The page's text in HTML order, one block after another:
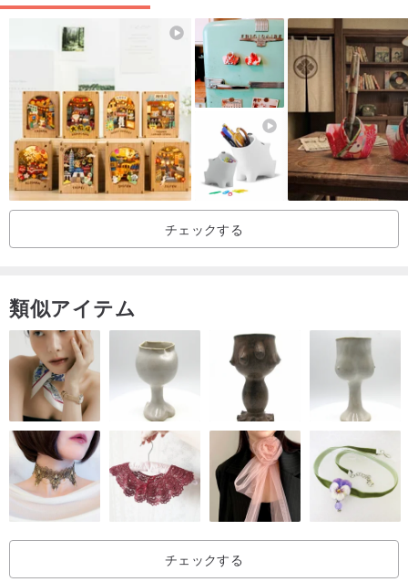
チェックする
類似アイテム
チェックする